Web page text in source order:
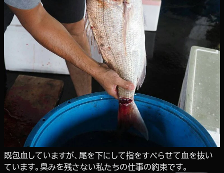
既包血していますが、尾を下にして指をすべらせて血を抜い
ています。臭みを残さない私たちの仕事の約束です。